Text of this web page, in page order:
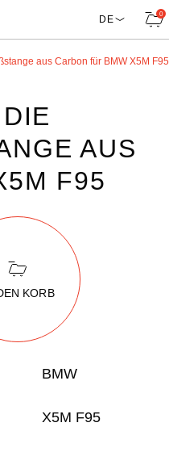
DE 0
aus Carbon für BMW X5M F95
AUS C
F95
KORB
BMW
X5M F95